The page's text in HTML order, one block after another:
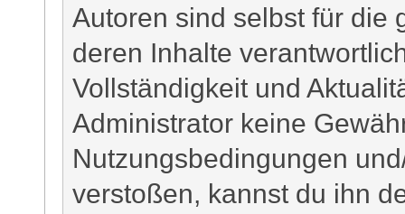
Autoren sind selbst für die
deren Inhalte
Vollständigkeit und
Administrator keine
Nutzungsbedingungen
verstoßen, kannst du ihn